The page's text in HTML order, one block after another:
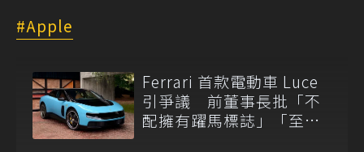
Apple
Ferrari 首款電動車 Luce
引爭議 前董事長批「不
配擁有躍馬標誌」「至少